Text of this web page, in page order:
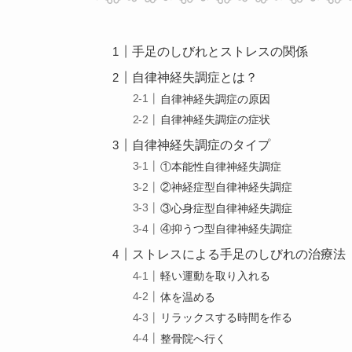
手足のしびれとストレスの関係
自律神経失調症とは？
自律神経失調症の原因
自律神経失調症の症状
自律神経失調症のタイプ
①本能性自律神経失調症
②神経症型自律神経失調症
③心身症型自律神経失調症
④抑うつ型自律神経失調症
ストレスによる手足のしびれの治療法
軽い運動を取り入れる
体を温める
リラックスする時間を作る
整骨院へ行く